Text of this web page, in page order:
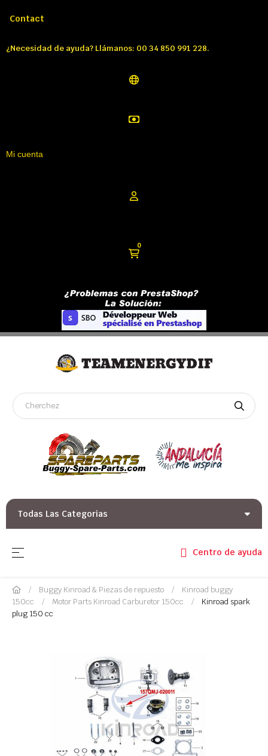
Contact
¿Necesidad de ayuda? Llámanos: 00 34 850 991 228.
Mi cuenta
0
Todas Las Categorias
Navegación de palanca
☰ Centro de ayuda
Buggy Kinroad & Piezas de repuesto
Kinroad buggy
150cc
Motor Parts Kinroad Carburetor 150cc
Kinroad spark
plug 150 cc